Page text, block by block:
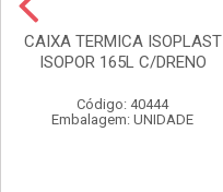
CAIXA TERMICA ISOPLAST
ISOPOR 165L C/DRENO
Código: 40444
Embalagem: UNIDADE